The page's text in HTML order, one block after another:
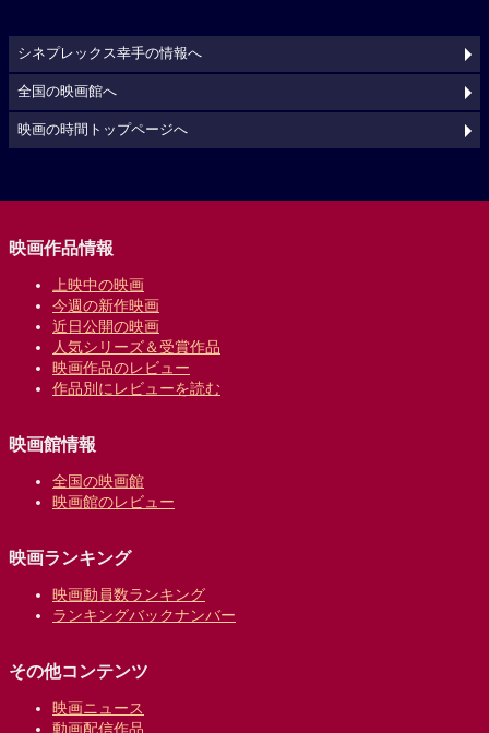
シネプレックス幸手の情報へ
全国の映画館へ
映画の時間トップページへ
映画作品情報
上映中の映画
今週の新作映画
近日公開の映画
人気シリーズ＆受賞作品
映画作品のレビュー
作品別にレビューを読む
映画館情報
全国の映画館
映画館のレビュー
映画ランキング
映画動員数ランキング
ランキングバックナンバー
その他コンテンツ
映画ニュース
動画配信作品